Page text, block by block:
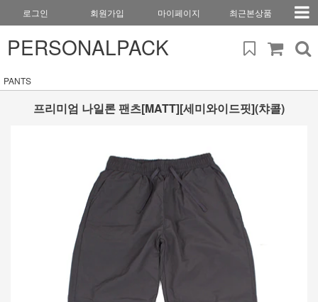
로그인 회원가입 마이페이지 최근본상품
PERSONALPACK
PANTS
프리미엄 나일론 팬츠[MATT][세미와이드핏](챠콜)